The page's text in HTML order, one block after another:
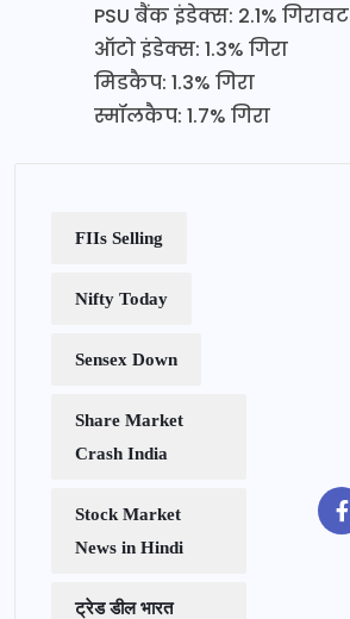
PSU बैंक इंडेक्स: 2.1% गिरावट
ऑटो इंडेक्स: 1.3% गिरा
मिडकैप: 1.3% गिरा
स्मॉलकैप: 1.7% गिरा
FIIs Selling
Nifty Today
Sensex Down
Share Market
Crash India
Stock Market
News in Hindi
ट्रेड डील भारत